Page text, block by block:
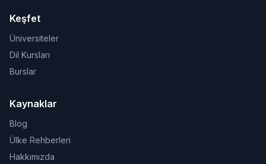
Keşfet
Üniversiteler
Dil Kursları
Burslar
Kaynaklar
Blog
Ülke Rehberleri
Hakkımızda